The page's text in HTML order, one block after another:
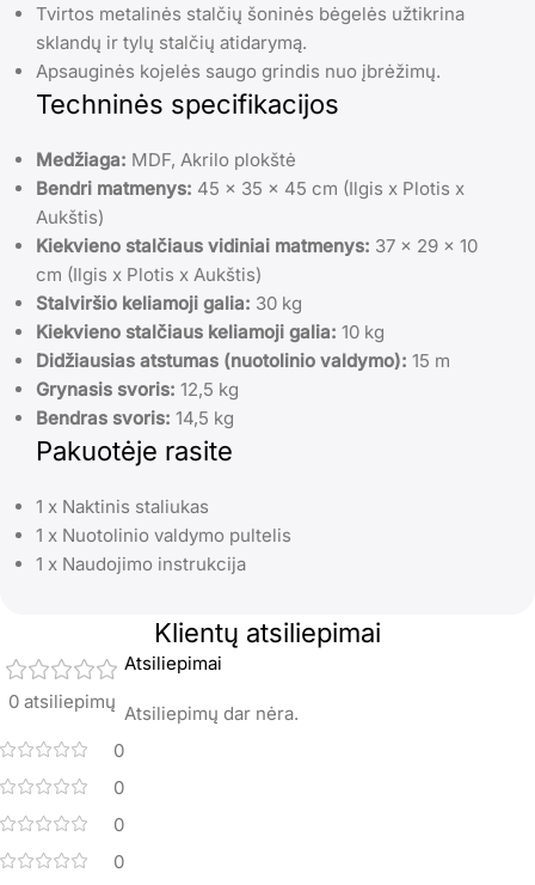
Tvirtos metalinės stalčių šoninės bėgelės užtikrina
sklandų ir tylų stalčių atidarymą.
Apsauginės kojelės saugo grindis nuo įbrėžimų.
Techninės specifikacijos
Medžiaga: MDF, Akrilo plokštė
Bendri matmenys: 45 x 35 x 45 cm (Ilgis x Plotis x
Aukštis)
Kiekvieno stalčiaus vidiniai matmenys: 37 x 29 x 10
cm (Ilgis x Plotis x Aukštis)
Stalviršio keliamoji galia: 30 kg
Kiekvieno stalčiaus keliamoji galia: 10 kg
Didžiausias atstumas (nuotolinio valdymo): 15 m
Grynasis svoris: 12,5 kg
Bendras svoris: 14,5 kg
Pakuotėje rasite
1 x Naktinis staliukas
1 x Nuotolinio valdymo pultelis
1 x Naudojimo instrukcija
Klientų atsiliepimai
0 atsiliepimų
0
0
0
0
Atsiliepimai
Atsiliepimų dar nėra.